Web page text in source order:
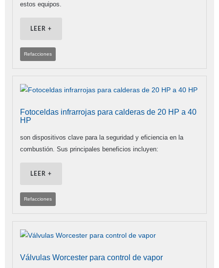
estos equipos.
LEER +
Refacciones
Fotoceldas infrarrojas para calderas de 20 HP a 40
HP
son dispositivos clave para la seguridad y eficiencia en la
combustión. Sus principales beneficios incluyen:
LEER +
Refacciones
Válvulas Worcester para control de vapor